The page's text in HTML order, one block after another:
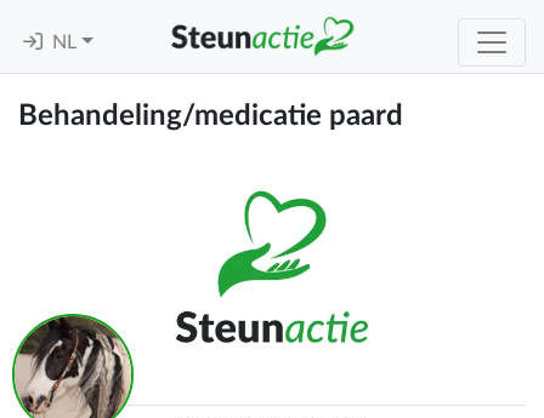
NL
Behandeling/medicatie paard